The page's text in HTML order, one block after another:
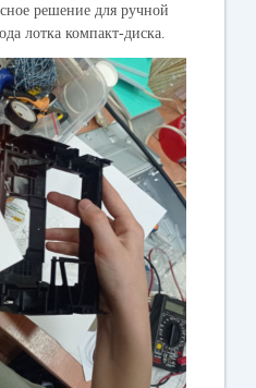
решение для ручной
лотка компакт-диска.